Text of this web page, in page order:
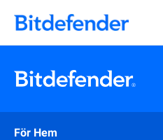
För Hem